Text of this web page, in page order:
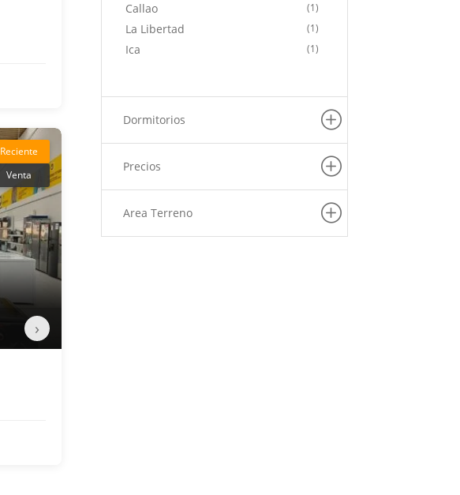
Reciente
Venta
›
Callao (1)
La Libertad (1)
Ica (1)
Dormitorios
Precios
Area Terreno